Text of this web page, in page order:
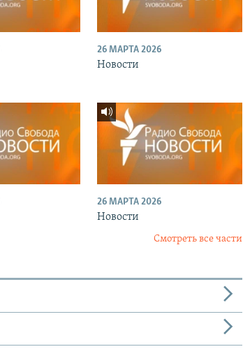
26 МАРТА 2026
Новости
26 МАРТА 2026
Новости
Смотреть все части